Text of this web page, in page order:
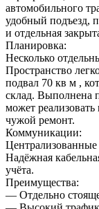
автомобильного
удобный подъезд,
и отдельная
Планировка:
Несколько
Пространство
подвал 70 кв м ,
склад. Выполнена
может
чужой ремонт.
Коммуникации:
Централизованные
Надёжная
учёта.
Преимущества:
— Отдельно